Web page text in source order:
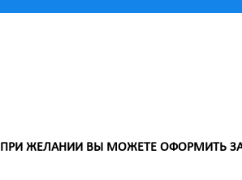
ПРИ ЖЕЛАНИИ ВЫ МОЖЕТЕ ОФОРМИТЬ